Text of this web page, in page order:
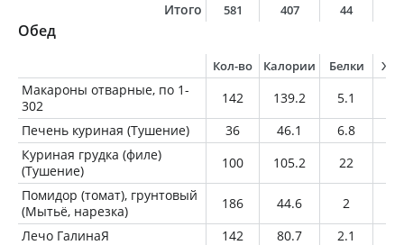
Итого
581 407 44
Обед
Кол-во Калории Белки
Макароны отварные, по 1-
302
142 139.2 5.1
Печень куриная (Тушение)
36 46.1 6.8
Куриная грудка (филе)
(Тушение)
100 105.2 22
Помидор (томат), грунтовый
(Мытьё, нарезка)
186 44.6 2
Лечо ГалинаЯ
142 80.7 2.1